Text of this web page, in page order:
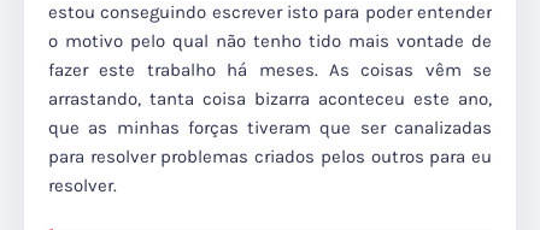
estou conseguindo escrever isto para poder entender
o motivo pelo qual não tenho tido mais vontade de
fazer este trabalho há meses. As coisas vêm se
arrastando, tanta coisa bizarra aconteceu este ano,
que as minhas forças tiveram que ser canalizadas
para resolver problemas criados pelos outros para eu
resolver.